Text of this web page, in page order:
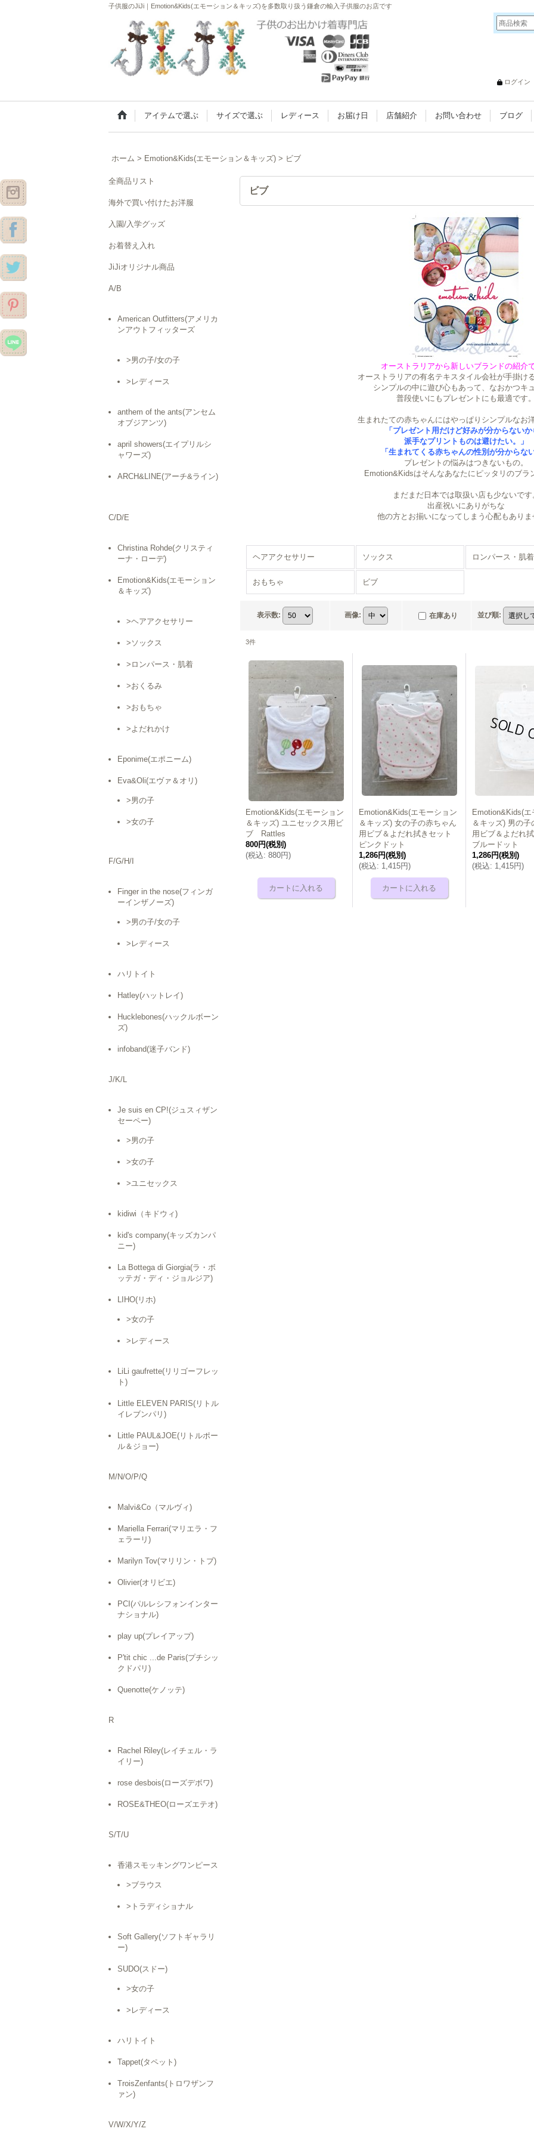
子供服のJiJi｜Emotion&Kids(エモーション＆キッズ)を多数取り扱う鎌倉の輸入子供服のお店です
ログイン
アイテムで選ぶ サイズで選ぶ レディース お届け日 店舗紹介 お問い合わせ ブログ
ホーム > Emotion&Kids(エモーション＆キッズ) > ビブ
全商品リスト
海外で買い付けたお洋服
入園/入学グッズ
お着替え入れ
JiJiオリジナル商品
A/B
American Outfitters(アメリカ
ンアウトフィッターズ
>男の子/女の子
>レディース
anthem of the ants(アンセム
オブジアンツ)
april showers(エイプリルシ
ャワーズ)
ARCH&LINE(アーチ&ライン)
C/D/E
Christina Rohde(クリスティ
ーナ・ローデ)
Emotion&Kids(エモーション
＆キッズ)
>ヘアアクセサリー
>ソックス
>ロンパース・肌着
>おくるみ
>おもちゃ
>よだれかけ
Eponime(エポニーム)
Eva&Oli(エヴァ＆オリ)
>男の子
>女の子
F/G/H/I
Finger in the nose(フィンガ
ーインザノーズ)
>男の子/女の子
>レディース
ハリトイト
Hatley(ハットレイ)
Hucklebones(ハックルボーン
ズ)
infoband(迷子バンド)
J/K/L
Je suis en CP!(ジュスィザン
セーペー)
>男の子
>女の子
>ユニセックス
kidiwi（キドウィ)
kid's company(キッズカンパ
ニー)
La Bottega di Giorgia(ラ・ボ
ッテガ・ディ・ジョルジア)
LIHO(リホ)
>女の子
>レディース
LiLi gaufrette(リリゴーフレッ
ト)
Little ELEVEN PARIS(リトル
イレブンパリ)
Little PAUL&JOE(リトルポー
ル＆ジョー)
M/N/O/P/Q
Malvi&Co（マルヴィ)
Mariella Ferrari(マリエラ・フ
ェラーリ)
Marilyn Tov(マリリン・トブ)
Olivier(オリビエ)
PCI(パルレシフォンインター
ナショナル)
play up(プレイアップ)
P'tit chic ...de Paris(プチシッ
クドパリ)
Quenotte(ケノッテ)
R
Rachel Riley(レイチェル・ラ
イリー)
rose desbois(ローズデボワ)
ROSE&THEO(ローズエテオ)
S/T/U
香港スモッキングワンピース
>ブラウス
>トラディショナル
Soft Gallery(ソフトギャラリ
ー)
SUDO(スドー)
>女の子
>レディース
ハリトイト
Tappet(タペット)
TroisZenfants(トロワザンフ
ァン)
V/W/X/Y/Z
ビブ
オーストラリアから新しいブランドの紹介で
オーストラリアの有名テキスタイル会社が手掛け
シンプルの中に遊び心もあって、なおかつキュ
普段使いにもプレゼントにも最適です。
生まれたての赤ちゃんにはやっぱりシンプルなお
「プレゼント用だけど好みが分からないか
派手なプリントものは避けたい。」
「生まれてくる赤ちゃんの性別が分からない
プレゼントの悩みはつきないもの。
Emotion&Kidsはそんなあなたにピッタリのブラ
まだまだ日本では取扱い店も少ないです
出産祝いにありがちな
他の方とお揃いになってしまう心配もありま
ヘアアクセサリー ソックス ロンパース・肌着
おもちゃ ビブ
表示数: 画像: 在庫あり 並び順:
3件
Emotion&Kids(エモーション
＆キッズ) ユニセックス用ビ
ブ Rattles
800円(税別)
(税込: 880円)
Emotion&Kids(エモーション
＆キッズ) 女の子の赤ちゃん
用ビブ＆よだれ拭きセット
ピンクドット
1,286円(税別)
(税込: 1,415円)
Emotion&Kids(エ
＆キッズ) 男の子
用ビブ＆よだれ
ブルードット
1,286円(税別)
(税込: 1,415円)